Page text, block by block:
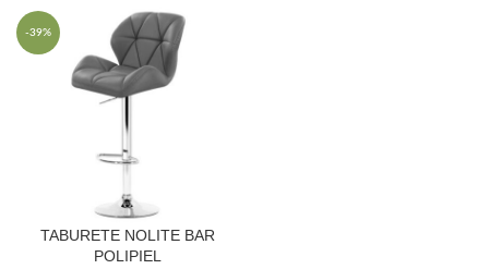
-39%
TABURETE NOLITE BAR
POLIPIEL